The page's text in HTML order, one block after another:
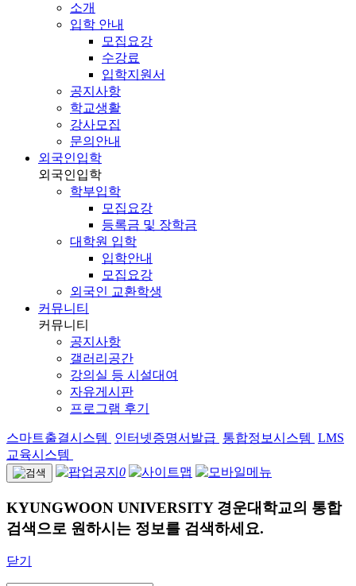
소개
입학 안내
모집요강
수강료
입학지원서
공지사항
학교생활
강사모집
문의안내
외국인입학
외국인입학
학부입학
모집요강
등록금 및 장학금
대학원 입학
입학안내
모집요강
외국인 교환학생
커뮤니티
커뮤니티
공지사항
갤러리공간
강의실 등 시설대여
자유게시판
프로그램 후기
스마트출결시스템 인터넷증명서발급 통합정보시스템 LMS
교육시스템
0
KYUNGWOON UNIVERSITY 경운대학교의 통합
검색으로 원하시는 정보를 검색하세요.
닫기